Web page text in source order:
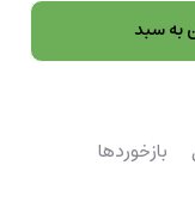
به سبد
بازخوردها